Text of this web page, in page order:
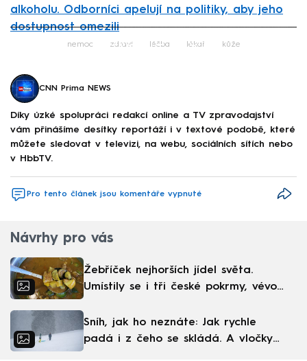
alkoholu. Odborníci apelují na politiky, aby jeho
dostupnost omezili
Failed to fetch
nemoc zdraví léčba lékař kůže
CNN Prima NEWS
Díky úzké spolupráci redakcí online a TV zpravodajství
vám přinášíme desítky reportáží i v textové podobě, které
můžete sledovat v televizi, na webu, sociálních sítích nebo
v HbbTV.
Pro tento článek jsou komentáře vypnuté
Návrhy pro vás
Žebříček nejhorších jídel světa.
Umístily se i tři české pokrmy, vévodí
Sníh, jak ho neznáte: Jak rychle
padá i z čeho se skládá. A vločky